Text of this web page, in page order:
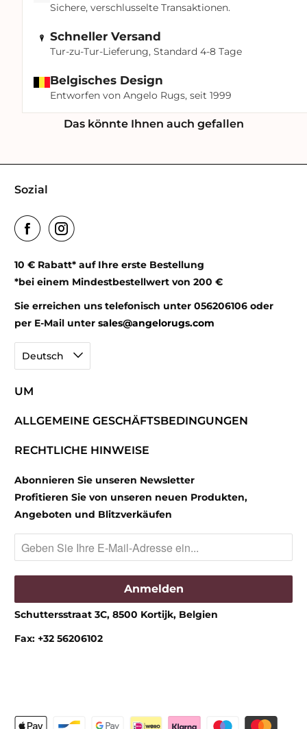
Sichere, verschlusselte Transaktionen.
Schneller Versand
Tur-zu-Tur-Lieferung, Standard 4-8 Tage
Belgisches Design
Entworfen von Angelo Rugs, seit 1999
Das könnte Ihnen auch gefallen
Sozial
10 € Rabatt* auf Ihre erste Bestellung
*bei einem Mindestbestellwert von 200 €
Sie erreichen uns telefonisch unter 056206106 oder
per E-Mail untersales@angelorugs.com
Deutsch
UM
ALLGEMEINE GESCHÄFTSBEDINGUNGEN
RECHTLICHE HINWEISE
Abonnieren Sie unseren Newsletter
Profitieren Sie von unseren neuen Produkten,
Angeboten und Blitzverkäufen
Schuttersstraat 3C, 8500 Kortijk, Belgien
Fax: +32 56206102